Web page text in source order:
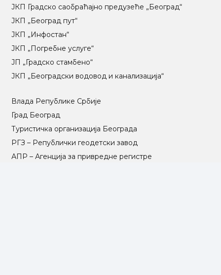
ЈКП Градско саобраћајно предузеће „Београд“
ЈКП „Београд пут“
ЈКП „Инфостан“
ЈКП „Погребне услуге“
ЈП „Градско стамбено“
ЈКП „Београдски водовод и канализација“
Влада Републике Србије
Град Београд
Туристичка организација Београда
РГЗ – Републички геодетски завод
АПР – Агенција за привредне регистре